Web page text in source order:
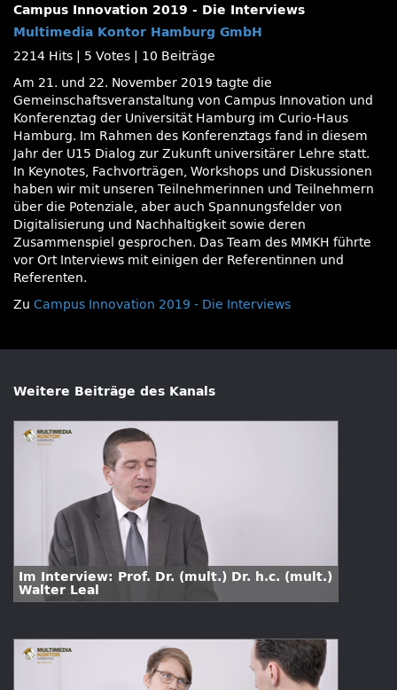
Campus Innovation 2019 - Die Interviews
Multimedia Kontor Hamburg GmbH
2214 Hits
5 Votes
10 Beiträge
Am 21. und 22. November 2019 tagte die
Gemeinschaftsveranstaltung von Campus Innovation und
Konferenztag der Universität Hamburg im Curio-Haus
Hamburg. Im Rahmen des Konferenztags fand in diesem
Jahr der U15 Dialog zur Zukunft universitärer Lehre statt.
In Keynotes, Fachvorträgen, Workshops und Diskussionen
haben wir mit unseren Teilnehmerinnen und Teilnehmern
über die Potenziale, aber auch Spannungsfelder von
Digitalisierung und Nachhaltigkeit sowie deren
Zusammenspiel gesprochen. Das Team des MMKH führte
vor Ort Interviews mit einigen der Referentinnen und
Referenten.
Zu Campus Innovation 2019 - Die Interviews
Weitere Beiträge des Kanals
Im Interview: Prof. Dr. (mult.) Dr. h.c. (mult.)
Walter Leal